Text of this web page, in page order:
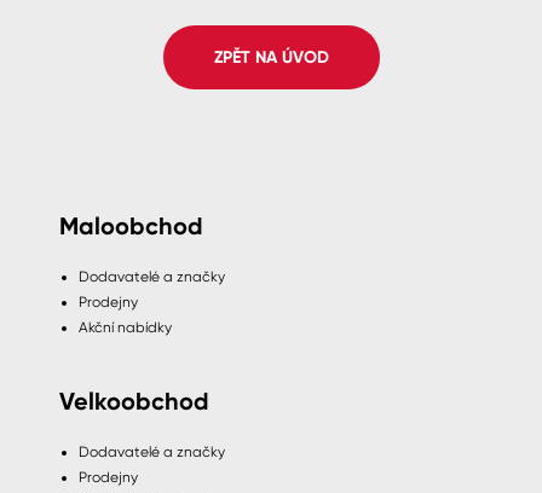
Spreje ZPĚT NA ÚVOD
Maloobchod
Dodavatelé a značky
Prodejny
Akční nabídky
Velkoobchod
Dodavatelé a značky
Prodejny